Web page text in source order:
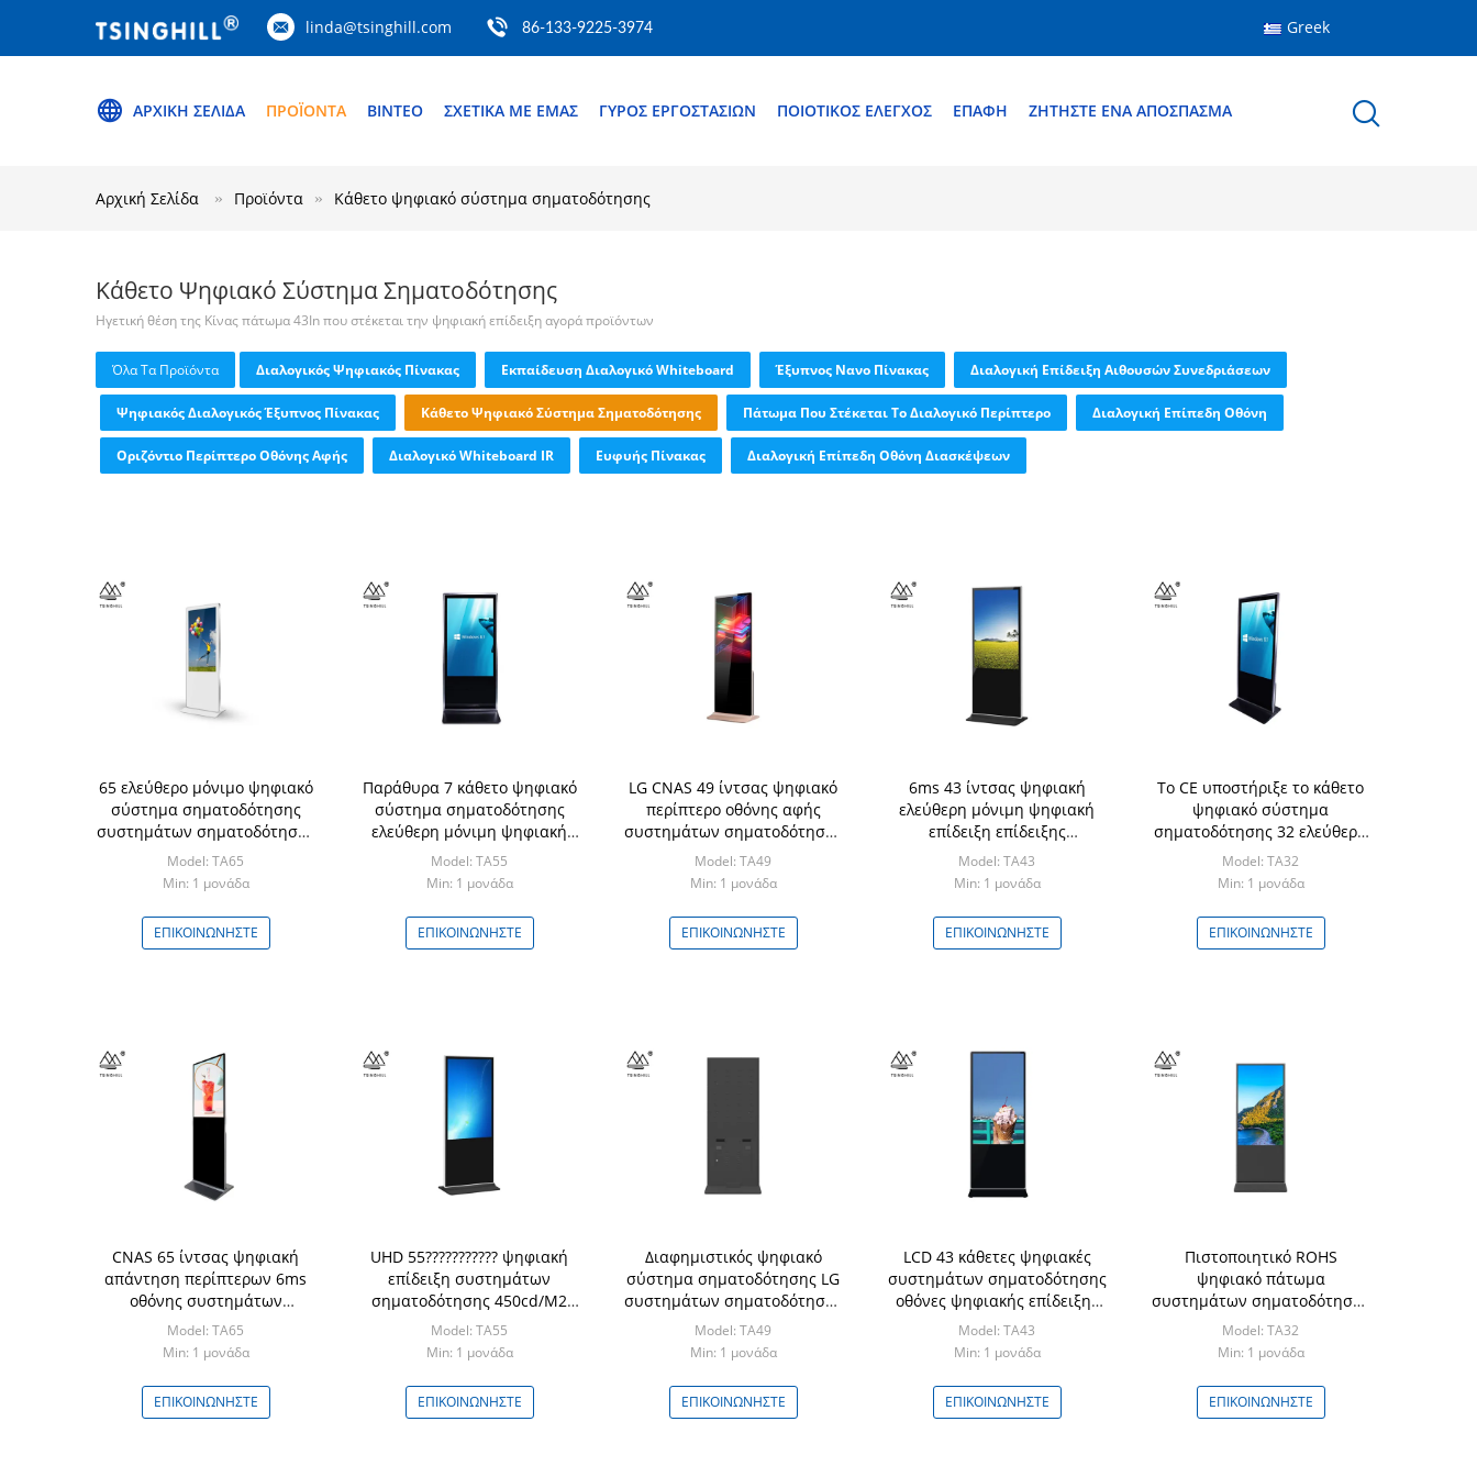
linda@tsinghill.com 86-133-9225-3974 Greek
ΑΡΧΙΚΉ ΣΕΛΊΔΑ ΠΡΟΪΌΝΤΑ ΒΊΝΤΕΟ ΣΧΕΤΙΚΆ ΜΕ ΕΜΆΣ ΓΎΡΟΣ ΕΡΓΟΣΤΑΣΊΩΝ ΠΟΙΟΤΙΚΌΣ ΈΛΕΓΧΟΣ ΕΠΑΦΉ ΖΗΤΉΣΤΕ ΈΝΑ ΑΠΌΣΠΑΣΜΑ
Αρχική Σελίδα Προϊόντα Κάθετο ψηφιακό σύστημα σηματοδότησης
Κάθετο Ψηφιακό Σύστημα Σηματοδότησης
Ηγετική θέση της Κίνας πάτωμα 43In που στέκεται την ψηφιακή επίδειξη αγορά προϊόντων
Όλα Τα Προϊόντα Διαλογικός Ψηφιακός Πίνακας Εκπαίδευση Διαλογικό Whiteboard Έξυπνος Νανο Πίνακας Διαλογική Επίδειξη Αιθουσών Συνεδριάσεων
Ψηφιακός Διαλογικός Έξυπνος Πίνακας Κάθετο Ψηφιακό Σύστημα Σηματοδότησης Πάτωμα Που Στέκεται Το Διαλογικό Περίπτερο Διαλογική Επίπεδη Οθόνη
Οριζόντιο Περίπτερο Οθόνης Αφής Διαλογικό Whiteboard IR Ευφυής Πίνακας Διαλογική Επίπεδη Οθόνη Διασκέψεων
65 ελεύθερο μόνιμο ψηφιακό
σύστημα σηματοδότησης
συστημάτων σηματοδότησης
2160P ίντσας κάθετο
ψηφιακό
Model: TA65
Min: 1 μονάδα
ΕΠΙΚΟΙΝΩΝΉΣΤΕ
Παράθυρα 7 κάθετο ψηφιακό
σύστημα σηματοδότησης
ελεύθερη μόνιμη ψηφιακή
οθόνη 55 ίντσας
Model: TA55
Min: 1 μονάδα
ΕΠΙΚΟΙΝΩΝΉΣΤΕ
LG CNAS 49 ίντσας ψηφιακό
περίπτερο οθόνης αφής
συστημάτων σηματοδότησης
2ms κάθετο
Model: TA49
Min: 1 μονάδα
ΕΠΙΚΟΙΝΩΝΉΣΤΕ
6ms 43 ίντσας ψηφιακή
ελεύθερη μόνιμη ψηφιακή
επίδειξη επίδειξης
συστημάτων σηματοδότησης
κάθετη
Model: TA43
Min: 1 μονάδα
ΕΠΙΚΟΙΝΩΝΉΣΤΕ
Το CE υποστήριξε το κάθετο
ψηφιακό σύστημα
σηματοδότησης 32 ελεύθερη
μόνιμη LCD επίδειξη ίντσας
Model: TA32
Min: 1 μονάδα
ΕΠΙΚΟΙΝΩΝΉΣΤΕ
CNAS 65 ίντσας ψηφιακή
απάντηση περίπτερων 6ms
οθόνης συστημάτων
σηματοδότησης???????????
διαλογική
Model: TA65
Min: 1 μονάδα
ΕΠΙΚΟΙΝΩΝΉΣΤΕ
UHD 55??????????? ψηφιακή
επίδειξη συστημάτων
σηματοδότησης 450cd/M2
ίντσας υπαίθρια ψηφιακή
Model: TA55
Min: 1 μονάδα
ΕΠΙΚΟΙΝΩΝΉΣΤΕ
Διαφημιστικός ψηφιακό
σύστημα σηματοδότησης LG
συστημάτων σηματοδότησης
6ms το κάθετο ψηφιακό 49
ίντσα
Model: TA49
Min: 1 μονάδα
ΕΠΙΚΟΙΝΩΝΉΣΤΕ
LCD 43 κάθετες ψηφιακές
συστημάτων σηματοδότησης
οθόνες ψηφιακής επίδειξης
της FCC ελεύθερες μόνιμες
Model: TA43
Min: 1 μονάδα
ΕΠΙΚΟΙΝΩΝΉΣΤΕ
Πιστοποιητικό ROHS
ψηφιακό πάτωμα
συστημάτων σηματοδότησης
32 ίντσας που στέκεται την
ψηφιακή επίδειξη
Model: TA32
Min: 1 μονάδα
ΕΠΙΚΟΙΝΩΝΉΣΤΕ